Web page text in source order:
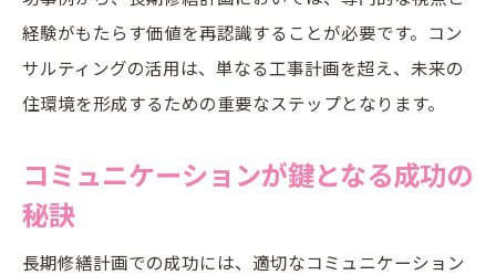
経験がもたらす価値を再認識することが必要です。コン
サルティングの活用は、単なる工事計画を超え、未来の
住環境を形成するための重要なステップとなります。
コミュニケーションが鍵となる成功の
秘訣
長期修繕計画での成功には、適切なコミュニケーション